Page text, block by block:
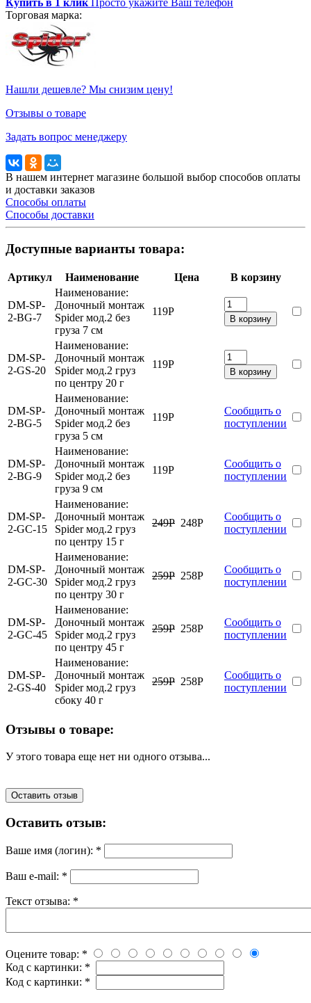
Торговая марка:
Нашли дешевле? Мы снизим цену!
Отзывы о товаре
Задать вопрос менеджеру
В нашем интернет магазине большой выбор способов оплаты
и доставки заказов
Способы оплаты
Способы доставки
Доступные варианты товара:
Артикул Наименование Цена В корзину
DM-SP-
2-BG-7
Наименование:
Доночный монтаж
Spider мод.2 без
груза 7 см
119Р
В корзину
DM-SP-
2-GS-20
Наименование:
Доночный монтаж
Spider мод.2 груз
по центру 20 г
119Р
В корзину
DM-SP-
2-BG-5
Наименование:
Доночный монтаж
Spider мод.2 без
груза 5 см
119Р
Сообщить о
поступлении
DM-SP-
2-BG-9
Наименование:
Доночный монтаж
Spider мод.2 без
груза 9 см
119Р
Сообщить о
поступлении
DM-SP-
2-GC-15
Наименование:
Доночный монтаж
Spider мод.2 груз
по центру 15 г
249Р 248Р
Сообщить о
поступлении
DM-SP-
2-GC-30
Наименование:
Доночный монтаж
Spider мод.2 груз
по центру 30 г
259Р 258Р
Сообщить о
поступлении
DM-SP-
2-GC-45
Наименование:
Доночный монтаж
Spider мод.2 груз
по центру 45 г
259Р 258Р
Сообщить о
поступлении
DM-SP-
2-GS-40
Наименование:
Доночный монтаж
Spider мод.2 груз
сбоку 40 г
259Р 258Р
Сообщить о
поступлении
Отзывы о товаре:
У этого товара еще нет ни одного отзыва...
Оставить отзыв
Оставить отзыв:
Ваше имя (логин): *
Ваш e-mail: *
Текст отзыва: *
Оцените товар: *
Код с картинки: *
Код с картинки: *